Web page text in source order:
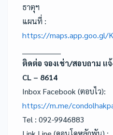
ธาตุฯ
แผนที่ :
https://maps.app.goo.gl/
ติดต่อ จองเช่า/สอบถาม แ
CL – 8614
Inbox Facebook (ตอบไว):
https://m.me/
Tel : 092-9946883